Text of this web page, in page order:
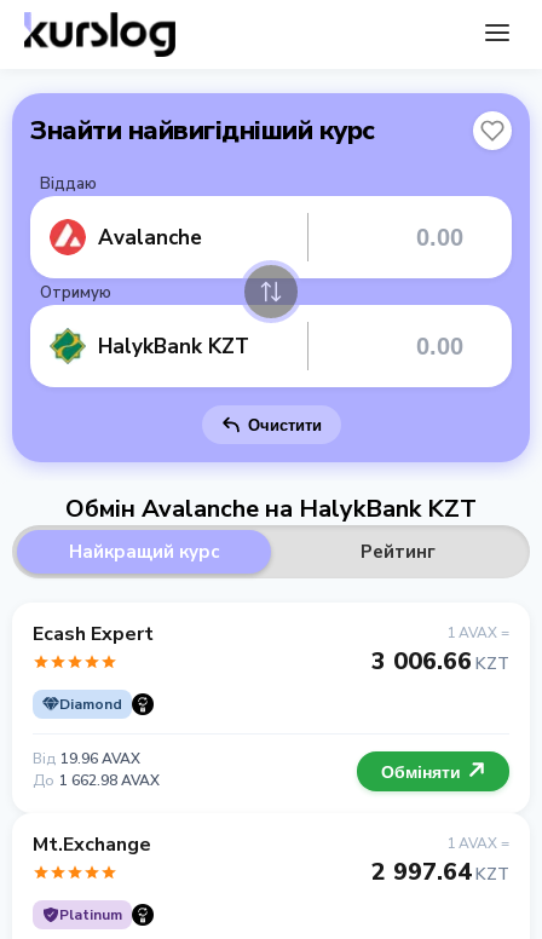
Знайти найвигідніший курс
Віддаю
Avalanche
Отримую
HalykBank KZT
Очистити
Обмін Avalanche на HalykBank KZT
Найкращий курс Рейтинг
Ecash Expert
Diamond
1 AVAX =
3 006.66 KZT
Від 19.96 AVAX
До 1 662.98 AVAX Обміняти
Mt.Exchange
Platinum
1 AVAX =
2 997.64KZT